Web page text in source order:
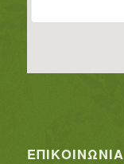
ΕΠΙΚΟΙΝΩΝΊΑ